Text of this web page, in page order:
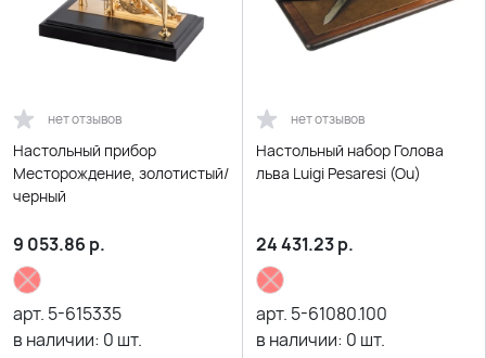
нет отзывов
Настольный прибор
Месторождение, золотистый/
черный
9 053.86 р.
арт. 5-615335
в наличии: 0 шт.
нет отзывов
Настольный набор Голова
льва Luigi Pesaresi (Ou)
24 431.23р.
арт. 5-61080.100
в наличии: 0 шт.